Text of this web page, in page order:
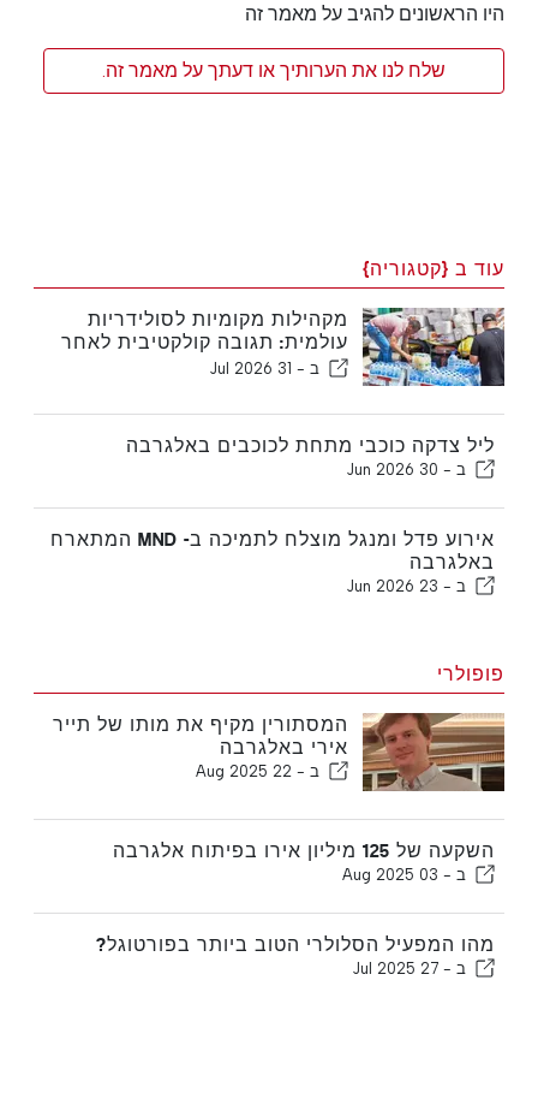
היו הראשונים להגיב על מאמר זה
שלח לנו את הערותיך או דעתך על מאמר זה.
עוד ב {קטגוריה}
מקהילות מקומיות לסולידריות
עולמית: תגובה קולקטיבית לאחר
רעידות האדמה בוונצואלה
ב - 31 Jul 2026
ליל צדקה כוכבי מתחת לכוכבים באלגרבה
ב - 30 Jun 2026
אירוע פדל ומנגל מוצלח לתמיכה ב- MND המתארח
באלגרבה
ב - 23 Jun 2026
פופולרי
המסתורין מקיף את מותו של תייר
אירי באלגרבה
ב - 22 Aug 2025
השקעה של 125 מיליון אירו בפיתוח אלגרבה
ב - 03 Aug 2025
מהו המפעיל הסלולרי הטוב ביותר בפורטוגל?
ב - 27 Jul 2025